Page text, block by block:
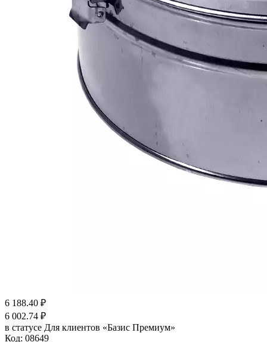
6 188.40 ₽
6 002.74 ₽
в статусе Для клиентов «Базис Премиум»
Код: 08649